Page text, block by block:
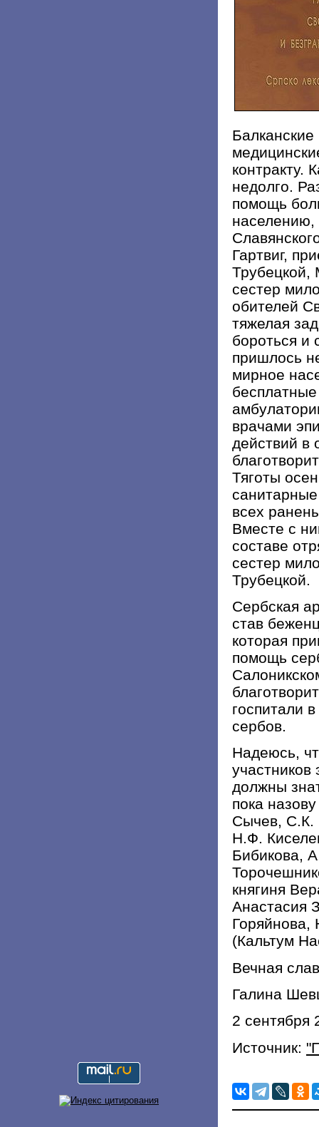
контракту.
недолго.
помощь
населению,
Гартвиг,
Трубецкой,
сестер
обителей
тяжелая
бороться и
пришлось
мирное
врачами
действий в
Тяготы
всех
Вместе с
составе
сестер
Трубецкой.
Сербская
став
которая
помощь
госпитали
сербов.
Надеюсь,
должны
пока
Сычев, С.К.
Н.Ф.
Бибикова,
княгиня
Анастасия
Горяйнова,
(Кальтум
Вечная
Галина
2 сентября
Источник: